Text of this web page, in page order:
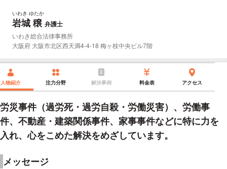
いわき ゆたか
岩城 穣 弁護士
所属事務所：
いわき総合法律事務所
所在地：
大阪府 大阪市北区西天満4-4-18 梅ヶ枝中央ビル7階
人物紹介 注力分野 解決事例 料金表 アクセス
労災事件（過労死・過労自殺・労働災害）、労働事
件、不動産・建築関係事件、家事事件などに特に力を
入れ、心をこめた解決をめざしています。
メッセージ